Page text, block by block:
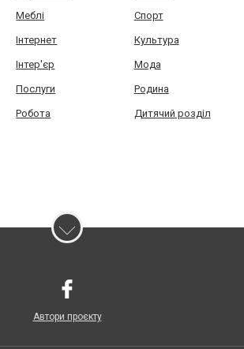
Меблі Спорт
Інтернет Культура
Інтер'єр Мода
Послуги Родина
Робота Дитячий розділ
Автори проєкту